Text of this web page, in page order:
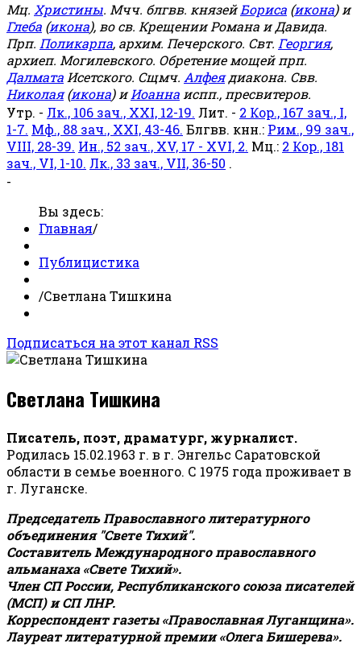
Мц. Христины. Мчч. блгвв. князейБориса (икона) и
Глеба (икона), во св. Крещении Романа и Давида.
Прп. Поликарпа, архим. Печерского. Свт. Георгия,
архиеп. Могилевского. Обретение мощей прп.
Далмата Исетского. Сщмч. Алфеядиакона. Свв.
Николая(икона) иИоанна испп., пресвитеров.
Утр. - Лк., 106 зач., XXI, 12-19. Лит. - 2 Кор., 167 зач., I,
1-7. Мф., 88 зач., XXI, 43-46. Блгвв. кнн.: Рим., 99 зач.,
VIII, 28-39. Ин., 52 зач., XV, 17 - XVI, 2. Мц.: 2 Кор., 181
зач., VI, 1-10. Лк., 33 зач., VII, 36-50 .
-
Вы здесь:
Главная/
Публицистика
/Светлана Тишкина
Подписаться на этот канал RSS
Светлана Тишкина
Писатель, поэт, драматург, журналист.
Родилась 15.02.1963 г. в г. Энгельс Саратовской
области в семье военного. С 1975 года проживает в
г. Луганске.
Председатель Православного литературного
объединения "Свете Тихий".
Составитель Международного православного
альманаха «Свете Тихий».
Член СП России, Республиканского союза писателей
(МСП) и СП ЛНР.
Корреспондент газеты «Православная Луганщина».
Лауреат литературной премии «Олега Бишерева».